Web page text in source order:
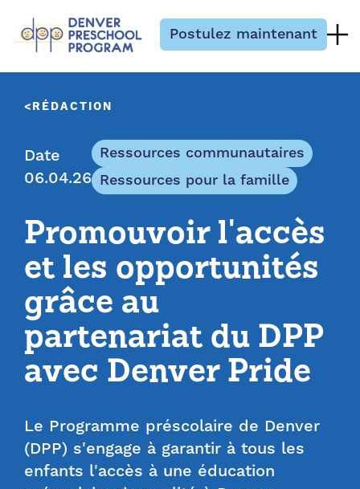
Postulez maintenant
RÉDACTION
Date
06.04.26
Ressources communautaires
Ressources pour la famille
Promouvoir l'accès
et les opportunités
grâce au
partenariat du DPP
avec Denver Pride
Le Programme préscolaire de Denver
(DPP) s'engage à garantir à tous les
enfants l'accès à une éducation